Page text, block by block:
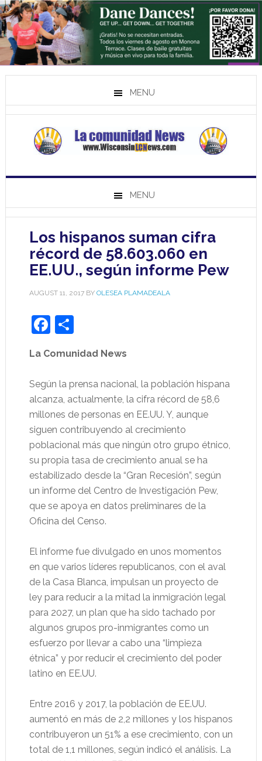
MENU
MENU
Los hispanos suman cifra
récord de 58.603.060 en
EE.UU., según informe Pew
AUGUST 11, 2017BY OLESEA PLAMADEALA
Facebook
Share
La Comunidad News
Según la prensa nacional, la población hispana
alcanza, actualmente, la cifra récord de 58,6
millones de personas en EE.UU. Y, aunque
siguen contribuyendo al crecimiento
poblacional más que ningún otro grupo étnico,
su propia tasa de crecimiento anual se ha
estabilizado desde la “Gran Recesión”, según
un informe del Centro de Investigación Pew,
que se apoya en datos preliminares de la
Oficina del Censo.
El informe fue divulgado en unos momentos
en que varios líderes republicanos, con el aval
de la Casa Blanca, impulsan un proyecto de
ley para reducir a la mitad la inmigración legal
para 2027, un plan que ha sido tachado por
algunos grupos pro-inmigrantes como un
esfuerzo por llevar a cabo una “limpieza
étnica” y por reducir el crecimiento del poder
latino en EE.UU.
Entre 2016 y 2017, la población de EE.UU.
aumentó en más de 2,2 millones y los hispanos
contribuyeron un 51% a ese crecimiento, con un
total de 1,1 millones, según indicó el análisis. La